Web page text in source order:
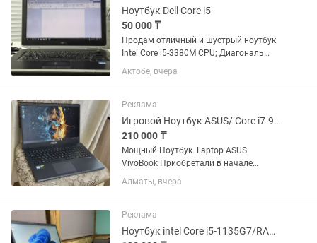
Ноутбук Dell Core i5
50 000 ₸
Продам отличный и шустрый ноутбук
Intel Core i5-3380M CPU; Диагональ
экрана:14,0"HD; Жесткий диск
SSD:120тб; Оперативная память:8 Gb;
Актобе, вчера
Реклама
Игровой Ноутбук ASUS/ Core i7-9th Gen/ SSD-512/ GTX
210 000 ₸
Мощный Ноутбук. Laptop ASUS
VivoBook Приобретали в начале
2022года . Пользовались бережно и
аккуратно, состояние ноутбука
также для работы с тяжелыми
программы ,...
Алматы, вчера
Реклама
Ноутбук intel Core i5-1135G7/RAM 16Gb/SSD 256Gb/intel(R) Iris(R) Graphics